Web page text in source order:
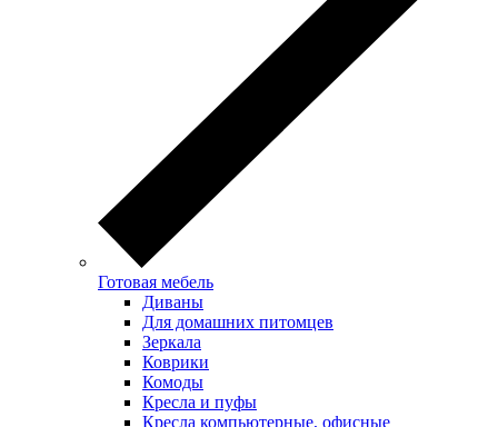
Готовая мебель
Диваны
Для домашних питомцев
Зеркала
Коврики
Комоды
Кресла и пуфы
Кресла компьютерные, офисные